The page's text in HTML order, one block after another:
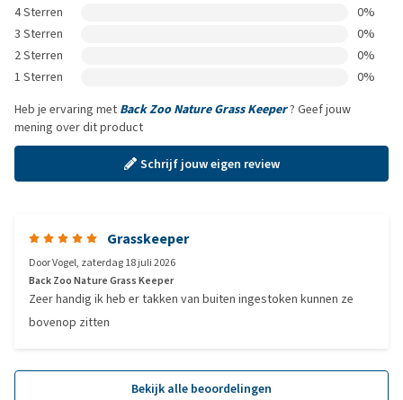
4 Sterren
0%
3 Sterren
0%
2 Sterren
0%
1 Sterren
0%
Heb je ervaring met Back Zoo Nature Grass Keeper? Geef jouw
mening over dit product
Schrijf jouw eigen review
Grasskeeper
DoorVogel, zaterdag 18 juli 2026
Back Zoo Nature Grass Keeper
Zeer handig ik heb er takken van buiten ingestoken kunnen ze
bovenop zitten
Bekijk alle beoordelingen